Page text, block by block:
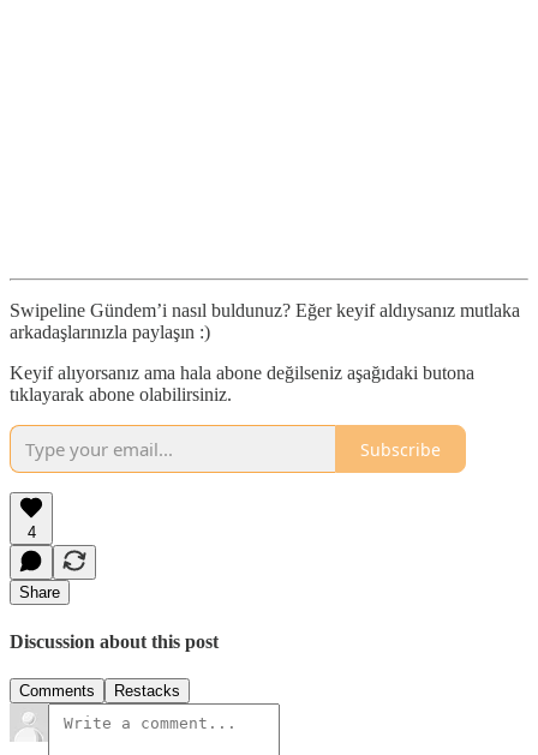
Swipeline Gündem’i nasıl buldunuz? Eğer keyif aldıysanız mutlaka
arkadaşlarınızla paylaşın :)
Keyif alıyorsanız ama hala abone değilseniz aşağıdaki butona
tıklayarak abone olabilirsiniz.
Subscribe
4
Share
Discussion about this post
Comments Restacks